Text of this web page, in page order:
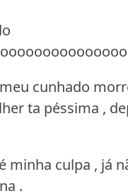
cunhado
ta péssima ,
minha culpa , já
.